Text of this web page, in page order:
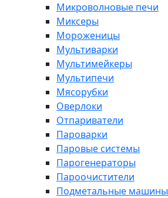
Микроволновые печи
Миксеры
Мороженицы
Мультиварки
Мультимейкеры
Мультипечи
Мясорубки
Оверлоки
Отпариватели
Пароварки
Паровые системы
Парогенераторы
Пароочистители
Подметальные машины